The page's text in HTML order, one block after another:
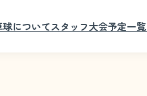
についてスタッフ大会予定一覧